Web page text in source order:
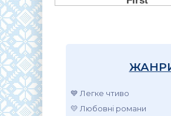
💙 Легке чтиво
💛 Любовні романи